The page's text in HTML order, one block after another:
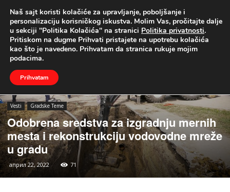
UŽIVO
Naslovna Vesti Gradske Teme
Vesti Gradske Teme
Odobrena sredstva za izgradnju mernih
mesta i rekonstrukciju vodovodne mreže
u gradu
април 22, 2022 71
Naš sajt koristi kolačiće za upravljanje, poboljšanje i
personalizaciju korisničkog iskustva. Molim Vas, pročitajte dalje
u sekciji "Politika Kolačića" na stranici Politika privatnosti.
Pritiskom na dugme Prihvati pristajete na upotrebu kolačića
kao što je navedeno. Prihvatam da stranica rukuje mojim
podacima.
Prihvatam